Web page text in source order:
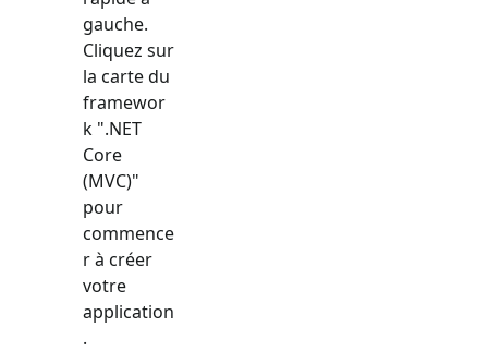
gauche.
Cliquez sur
la carte du
framewor
k ".NET
Core
(MVC)"
pour
commence
r à créer
votre
application
.